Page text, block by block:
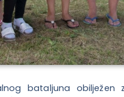
bataljuna obilježen